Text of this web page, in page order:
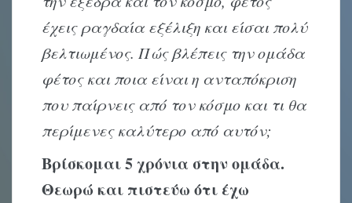
έχεις ραγδαία εξέλιξη και είσαι πολύ
βελτιωμένος. Πώς βλέπεις την ομάδα
φέτος και ποια είναι η ανταπόκριση
που παίρνεις από τον κόσμο και τι θα
περίμενες καλύτερο από αυτόν;
Βρίσκομαι 5 χρόνια στην ομάδα.
Θεωρώ και πιστεύω ότι έχω